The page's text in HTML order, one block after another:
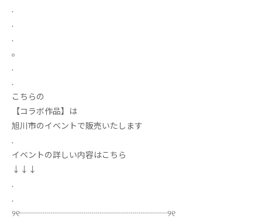
.
.
.
｡
.
.
こちらの
【コラボ作品】は
旭川市のイベントで販売いたします
.
イベントの詳しい内容はこちら
↓↓↓
.
.
୨୧┈┈┈┈┈┈┈┈┈┈┈┈┈┈┈┈┈┈୨୧